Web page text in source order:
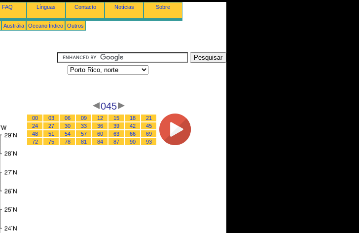
FAQ Línguas Contacto Notícias Sobre
Austrália Oceano Índico Outros
045
00 03 06 09 12 15 18
21
24
27 30 33 36 39 42
45
48
51 54 57 60 63 66
69
72
75 78 81 84 87 90 93